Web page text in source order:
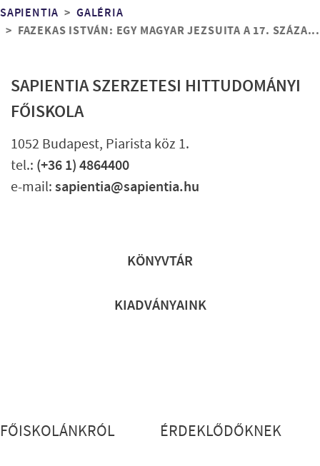
Morzsa
SAPIENTIA GALÉRIA
FAZEKAS ISTVÁN: EGY MAGYAR JEZSUITA A 17. SZÁZA...
SAPIENTIA SZERZETESI HITTUDOMÁNYI
FŐISKOLA
1052 Budapest, Piarista köz 1.
tel.: (+36 1) 4864400
e-mail:sapientia@sapientia.hu
KÖNYVTÁR
KIADVÁNYAINK
FŐISKOLÁNKRÓL ÉRDEKLŐDŐKNEK